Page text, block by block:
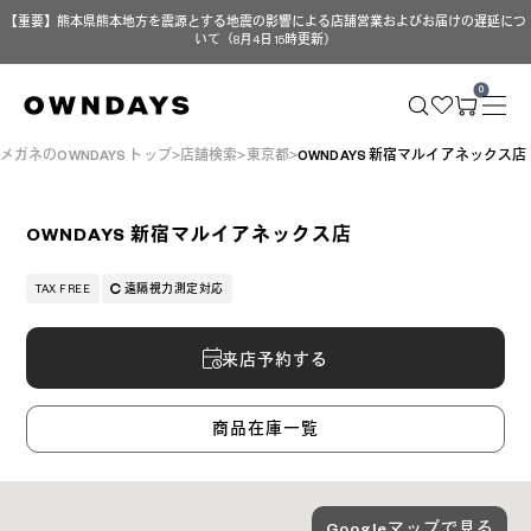
【重要】熊本県熊本地方を震源とする地震の影響による店舗営業およびお届けの遅延につ
いて（8月4日 15時更新）
0
メガネのOWNDAYS トップ 店舗検索 東京都 OWNDAYS 新宿マルイアネックス店
OWNDAYS 新宿マルイアネックス店
TAX FREE 遠隔視力測定対応
来店予約する
商品在庫一覧